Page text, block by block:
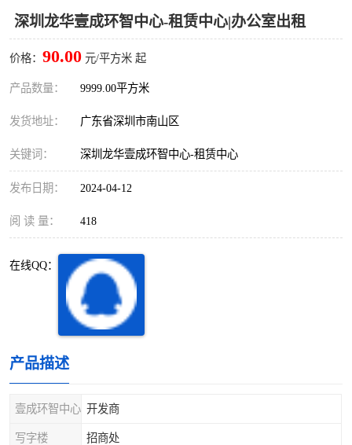
深圳龙华壹成环智中心-租赁中心|办公室出租
价格： 90.00 元/平方米 起
产品数量： 9999.00平方米
发货地址： 广东省深圳市南山区
关键词： 深圳龙华壹成环智中心-租赁中心
发布日期： 2024-04-12
阅 读 量： 418
在线QQ：
产品描述
壹成环智中心 开发商
写字楼 招商处
车公庙
中心区
南山区 西丽
深圳超级总部基地 后海
龙岗区
光明区